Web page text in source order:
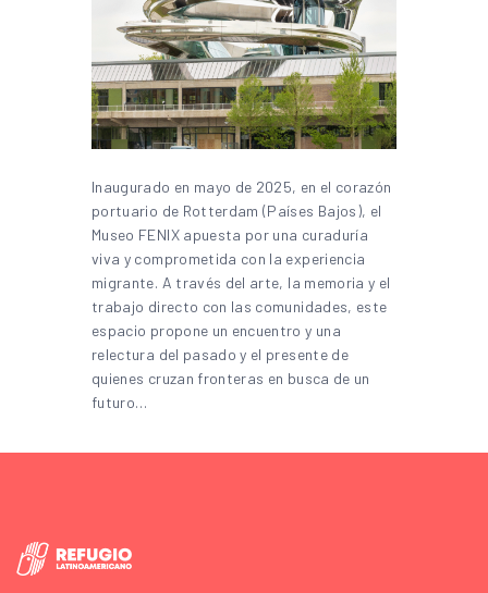
Inaugurado en mayo de 2025, en el corazón
portuario de Rotterdam (Países Bajos), el
Museo FENIX apuesta por una curaduría
viva y comprometida con la experiencia
migrante. A través del arte, la memoria y el
trabajo directo con las comunidades, este
espacio propone un encuentro y una
relectura del pasado y el presente de
quienes cruzan fronteras en busca de un
futuro…